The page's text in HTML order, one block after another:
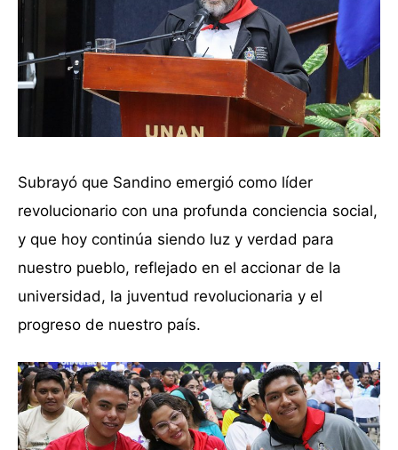
Subrayó que Sandino emergió como líder
revolucionario con una profunda conciencia social,
y que hoy continúa siendo luz y verdad para
nuestro pueblo, reflejado en el accionar de la
universidad, la juventud revolucionaria y el
progreso de nuestro país.